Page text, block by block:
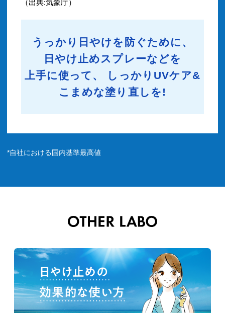
（出典:気象庁）
うっかり日やけを防ぐために、
日やけ止めスプレーなどを
上手に使って、
しっかりUVケア&
こまめな塗り直しを!
*自社における国内基準最高値​​